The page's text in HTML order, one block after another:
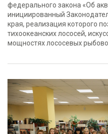
федерального закона «Об
инициированный
края, реализация которого
тихоокеанских лососей,
мощностях лососевых